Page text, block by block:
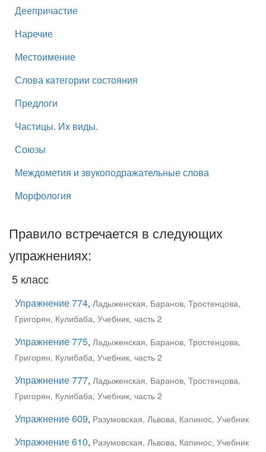
Деепричастие
Наречие
Местоимение
Слова категории состояния
Предлоги
Частицы. Их виды.
Союзы
Междометия и звукоподражательные слова
Морфология
Правило встречается в следующих
упражнениях:
5 класс
Упражнение 774, Ладыженская, Баранов, Тростенцова,
Григорян, Кулибаба, Учебник, часть 2
Упражнение 775, Ладыженская, Баранов, Тростенцова,
Григорян, Кулибаба, Учебник, часть 2
Упражнение 777, Ладыженская, Баранов, Тростенцова,
Григорян, Кулибаба, Учебник, часть 2
Упражнение 609, Разумовская, Львова, Капинос, Учебник
Упражнение 610, Разумовская, Львова, Капинос, Учебник